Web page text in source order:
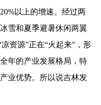
20%以上的增速。经过两
雪和夏季避暑休闲两翼
凉资源”正在“火起来”，形
年的产业发展格局，特
业优势。所以说吉林发